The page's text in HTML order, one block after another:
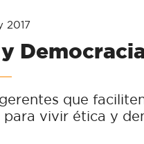
2017
que
para vivir ética y